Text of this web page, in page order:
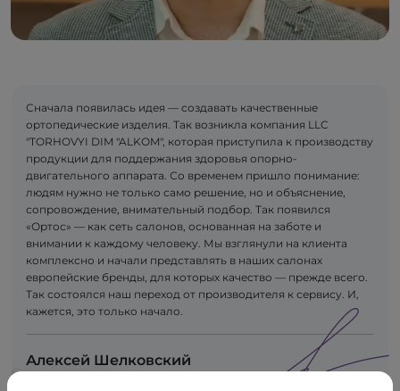
Сначала появилась идея — создавать качественные
ортопедические изделия. Так возникла компания LLC
"TORHOVYI DIM "ALKOM", которая приступила к производству
продукции для поддержания здоровья опорно-
двигательного аппарата. Со временем пришло понимание:
людям нужно не только само решение, но и объяснение,
сопровождение, внимательный подбор. Так появился
«Ортос» — как сеть салонов, основанная на заботе и
внимании к каждому человеку. Мы взглянули на клиента
комплексно и начали представлять в наших салонах
европейские бренды, для которых качество — прежде всего.
Так состоялся наш переход от производителя к сервису. И,
кажется, это только начало.
Алексей Шелковский
Сооснователь